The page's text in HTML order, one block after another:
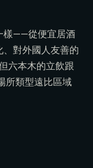
樣——從便宜居酒
對外國人友善的
六本木的立飲跟
所類型遠比區域